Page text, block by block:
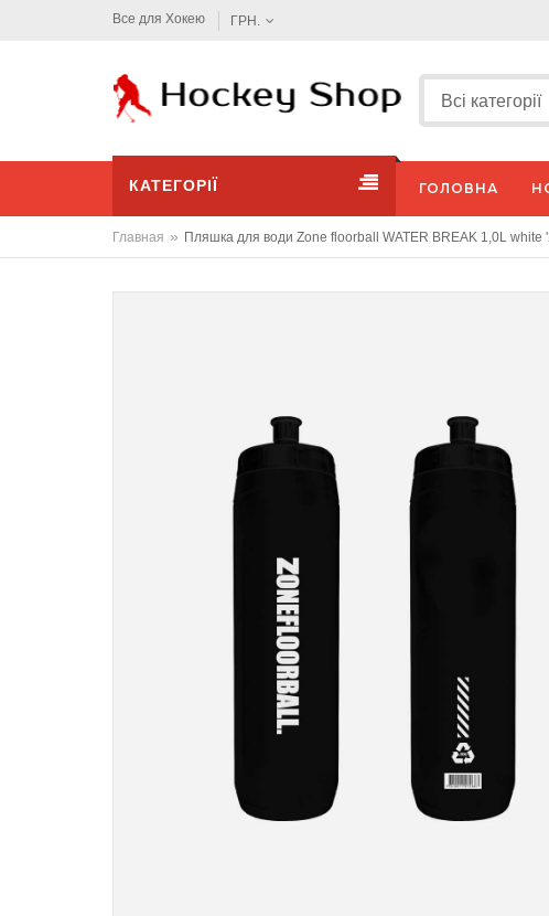
Все для Хокею ГРН.
КАТЕГОРІЇ ГОЛОВНА
Главная » Пляшка для води Zone floorball WATER BREAK 1,0L white